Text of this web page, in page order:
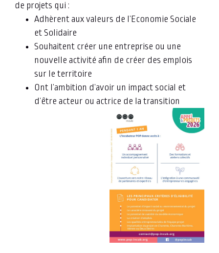
de projets qui :
Adhèrent aux valeurs de l’Economie Sociale
et Solidaire
Souhaitent créer une entreprise ou une
nouvelle activité afin de créer des emplois
sur le territoire
Ont l’ambition d’avoir un impact social et
d’être acteur ou actrice de la transition